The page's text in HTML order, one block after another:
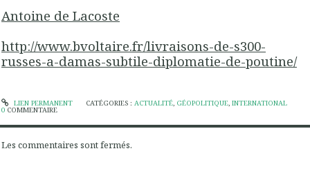
Antoine de Lacoste
http://www.bvoltaire.fr/livraisons-de-s300-
russes-a-damas-subtile-diplomatie-de-poutine/
LIEN PERMANENT CATÉGORIES : ACTUALITÉ, GÉOPOLITIQUE, INTERNATIONAL
0 COMMENTAIRE
Les commentaires sont fermés.